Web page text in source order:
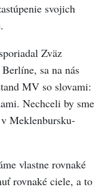
svojich
Zväz
sa na nás
MV so slovami:
Nechceli by sme
Meklenbursku-
vlastne rovnaké
rovnaké ciele, a to